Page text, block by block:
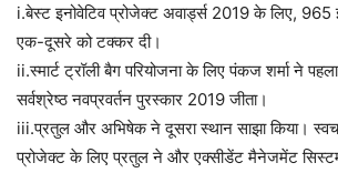
i.बेस्ट इनोवेटिव प्रोजेक्ट अवार्ड्स 2019 के लिए, 965
एक-दूसरे को टक्कर दी।
ii.स्मार्ट ट्रॉली बैग परियोजना के लिए पंकज शर्मा ने
सर्वश्रेष्ठ नवप्रवर्तन पुरस्कार 2019 जीता।
iii.प्रतुल और अभिषेक ने दूसरा स्थान साझा किया।
प्रोजेक्ट के लिए प्रतुल ने और एक्सीडेंट मैनेजमेंट